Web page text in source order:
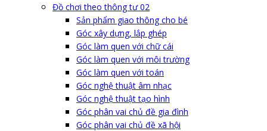
Đồ chơi theo thông tư 02
Sản phẩm giao thông cho bé
Góc xây dựng, lắp ghép
Góc làm quen với chữ cái
Góc làm quen với môi trường
Góc làm quen với toán
Góc nghệ thuật âm nhạc
Góc nghệ thuật tạo hình
Góc phân vai chủ đề gia đình
Góc phân vai chủ đề xã hội